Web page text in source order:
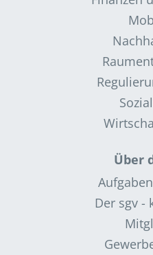
Über
Der sgv -